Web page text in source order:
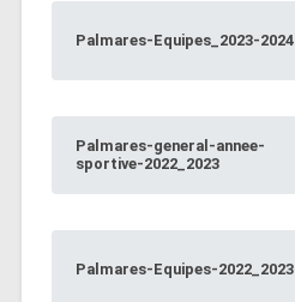
Palmares-Equipes_2023-2024
Palmares-general-annee-
sportive-2022_2023
Palmares-Equipes-2022_2023